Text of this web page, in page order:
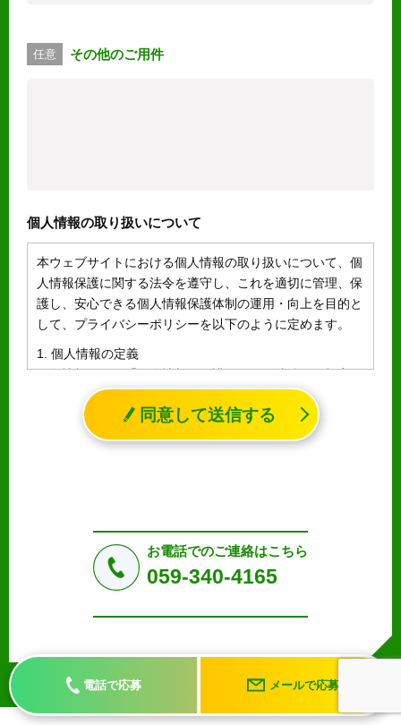
任意 その他のご用件
個人情報の取り扱いについて
本ウェブサイトにおける個人情報の取り扱いについて、個
人情報保護に関する法令を遵守し、これを適切に管理、保
護し、安心できる個人情報保護体制の運用・向上を目的と
して、プライバシーポリシーを以下のように定めます。
1. 個人情報の定義
個人情報とは、「個人情報の保護に関する法律」に規定さ
れる生存する個人に関する情報であって、氏名、生年月日
その他の記述等により特定の個人を識別することができる
情報（個人識別情報）を指します。
a.応募者等からのお問い合わせに対応・管理するため
b.本ウェブサイトにおけるサービスの提供・運用のため
3. プライバシー尊重
プライバシーを尊重し、収集した個人情報に対し、開示、
間、妥当な範囲内でこれに応じます。
同意して送信する
お電話でのご連絡はこちら
059-340-4165
電話で応募 メールで応募